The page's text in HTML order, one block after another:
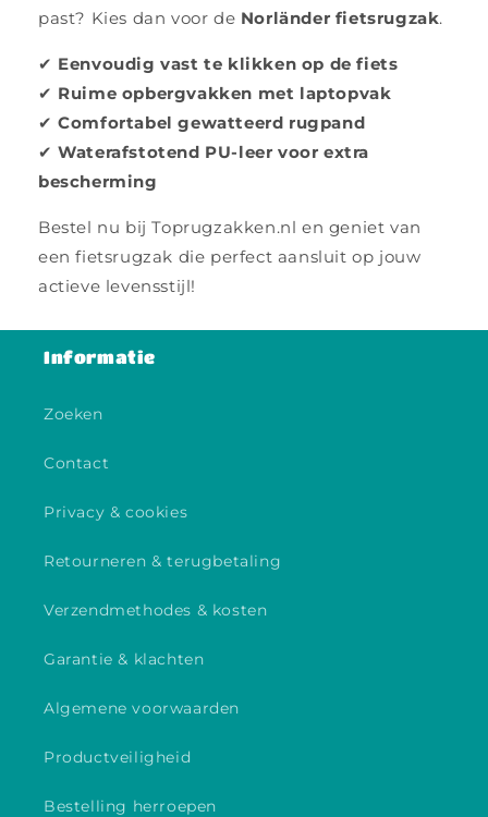
past? Kies dan voor de Norländer fietsrugzak.
✔ Eenvoudig vast te klikken op de fiets
✔ Ruime opbergvakken met laptopvak
✔Comfortabel gewatteerd rugpand
✔Waterafstotend PU-leer voor extra
bescherming
Bestel nu bij Toprugzakken.nl en geniet van
een fietsrugzak die perfect aansluit op jouw
actieve levensstijl!
Informatie
Zoeken
Contact
Privacy & cookies
Retourneren & terugbetaling
Verzendmethodes & kosten
Garantie & klachten
Algemene voorwaarden
Productveiligheid
Bestelling herroepen